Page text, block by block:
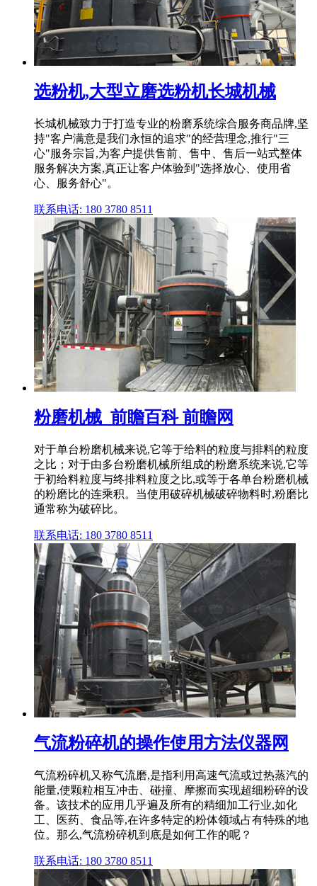
选粉机,大型立磨选粉机长城机械
长城机械致力于打造专业的粉磨系统综合服务商品牌,坚
持"客户满意是我们永恒的追求"的经营理念,推行"三
心"服务宗旨,为客户提供售前、售中、售后一站式整体
服务解决方案,真正让客户体验到"选择放心、使用省
心、服务舒心"。
联系电话: 180 3780 8511
粉磨机械_前瞻百科 前瞻网
对于单台粉磨机械来说,它等于给料的粒度与排料的粒度
之比；对于由多台粉磨机械所组成的粉磨系统来说,它等
于初给料粒度与终排料粒度之比,或等于各单台粉磨机械
的粉磨比的连乘积。当使用破碎机械破碎物料时,粉磨比
通常称为破碎比。
联系电话: 180 3780 8511
气流粉碎机的操作使用方法仪器网
气流粉碎机又称气流磨,是指利用高速气流或过热蒸汽的
能量,使颗粒相互冲击、碰撞、摩擦而实现超细粉碎的设
备。该技术的应用几乎遍及所有的精细加工行业,如化
工、医药、食品等,在许多特定的粉体领域占有特殊的地
位。那么,气流粉碎机到底是如何工作的呢？
联系电话: 180 3780 8511